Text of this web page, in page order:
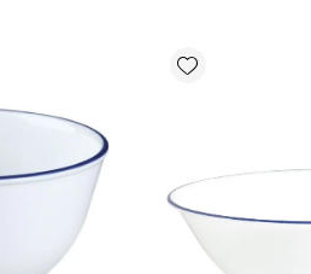
Add wishlist